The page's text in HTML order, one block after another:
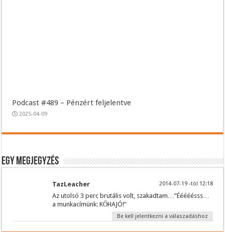
Podcast #489 – Pénzért feljelentve
2025-04-09
Egy megjegyzés
TazLeacher 2014-07-19 -tól 12:18
Az utolsó 3 perc brutális volt, szakadtam…”Ééééésss…
a munkacímünk: KŐHAJÓ!”
Be kell jelentkezni a válaszadáshoz